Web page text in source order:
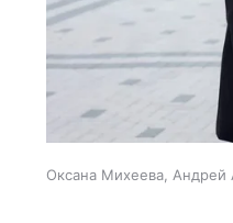
Оксана Михеева, Андрей